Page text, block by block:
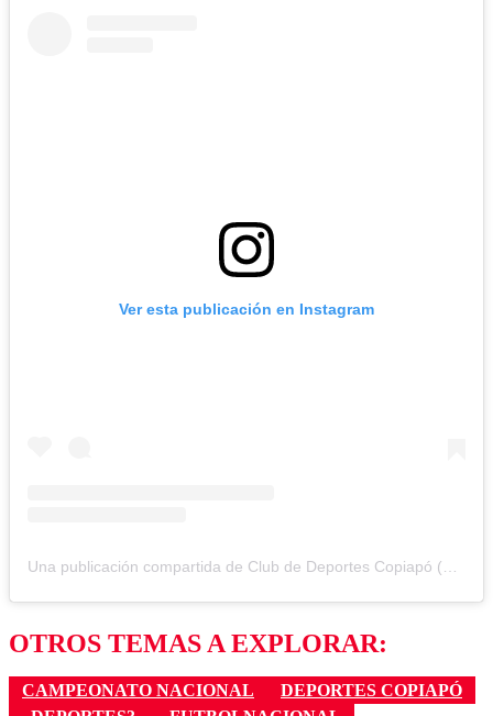
Ver esta publicación en Instagram
Una publicación compartida de Club de Deportes Copiapó (@deportescopiapo)
OTROS TEMAS A EXPLORAR:
CAMPEONATO NACIONAL
DEPORTES COPIAPÓ